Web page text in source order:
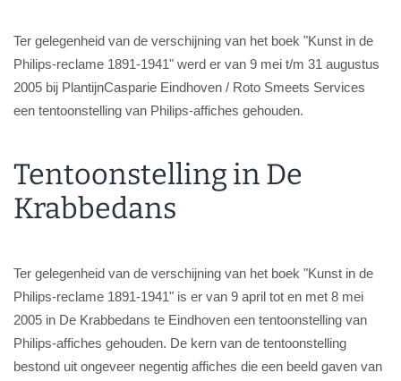
Ter gelegenheid van de verschijning van het boek "Kunst in de
Philips-reclame 1891-1941" werd er van 9 mei t/m 31 augustus
2005 bij PlantijnCasparie Eindhoven / Roto Smeets Services
een tentoonstelling van Philips-affiches gehouden.
Tentoonstelling in De
Krabbedans
Ter gelegenheid van de verschijning van het boek "Kunst in de
Philips-reclame 1891-1941" is er van 9 april tot en met 8 mei
2005 in De Krabbedans te Eindhoven een tentoonstelling van
Philips-affiches gehouden. De kern van de tentoonstelling
bestond uit ongeveer negentig affiches die een beeld gaven van